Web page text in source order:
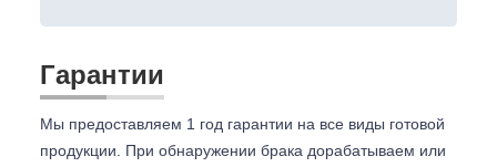
Гарантии
Мы предоставляем 1 год гарантии на все виды готовой
продукции. При обнаружении брака дорабатываем или